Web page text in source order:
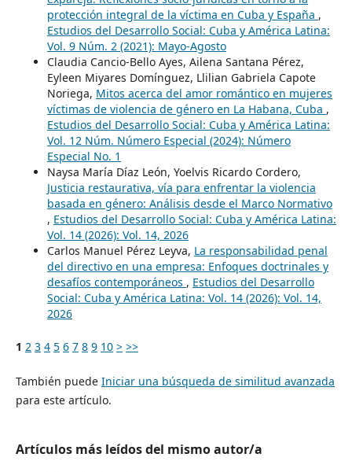
protección integral de la víctima en Cuba y España ,
Estudios del Desarrollo Social: Cuba y América Latina:
Vol. 9 Núm. 2 (2021): Mayo-Agosto
Claudia Cancio-Bello Ayes, Ailena Santana Pérez,
Eyleen Miyares Domínguez, Llilian Gabriela Capote
Noriega, Mitos acerca del amor romántico en mujeres
víctimas de violencia de género en La Habana, Cuba ,
Estudios del Desarrollo Social: Cuba y América Latina:
Vol. 12 Núm. Número Especial (2024): Número
Especial No. 1
Naysa María Díaz León, Yoelvis Ricardo Cordero,
Justicia restaurativa, vía para enfrentar la violencia
basada en género: Análisis desde el Marco Normativo
, Estudios del Desarrollo Social: Cuba y América Latina:
Vol. 14 (2026): Vol. 14, 2026
Carlos Manuel Pérez Leyva, La responsabilidad penal
del directivo en una empresa: Enfoques doctrinales y
desafíos contemporáneos , Estudios del Desarrollo
Social: Cuba y América Latina: Vol. 14 (2026): Vol. 14,
2026
1 2 3 4 5 6 7 8 9 10 > >>
También puede Iniciar una búsqueda de similitud avanzada
para este artículo.
Artículos más leídos del mismo autor/a